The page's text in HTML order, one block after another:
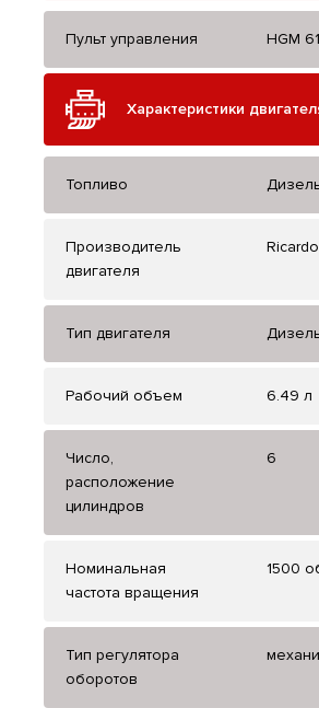
Пульт управления HGM
Характеристики
Топливо
Производитель
двигателя
Ricardo
Тип двигателя
Рабочий объем 6.49 л
Число,
расположение
цилиндров
6
Номинальная
частота вращения
1500
Тип регулятора
оборотов